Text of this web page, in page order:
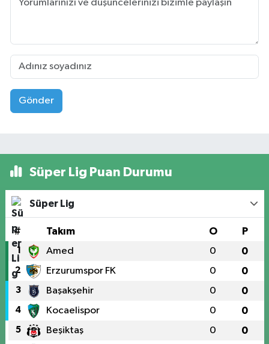
Gönder
Süper Lig Puan Durumu
Süper Lig
# Takım O P
1 Amed 0 0
2 Erzurumspor FK 0 0
3 Başakşehir 0 0
4 Kocaelispor 0 0
5 Beşiktaş 0 0